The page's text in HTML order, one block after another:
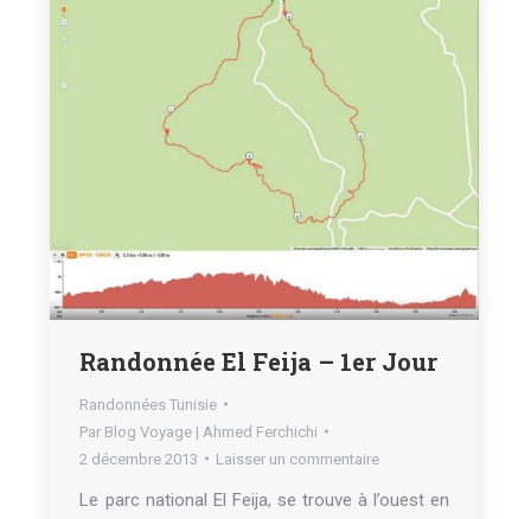
Randonnée El Feija – 1er Jour
Randonnées Tunisie
Par Blog Voyage | Ahmed Ferchichi
2 décembre 2013
Laisser un commentaire
Le parc national El Feija, se trouve à l’ouest en